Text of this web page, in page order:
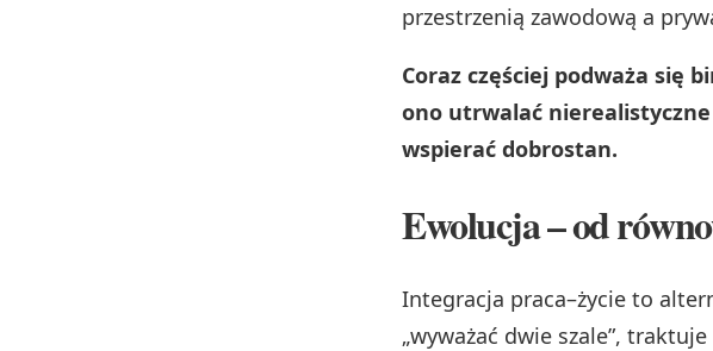
przestrzenią zawodową a
Coraz częściej podważa się
ono utrwalać
wspierać dobrostan.
Ewolucja – od
Integracja praca–życie to
„wyważać dwie szale”,